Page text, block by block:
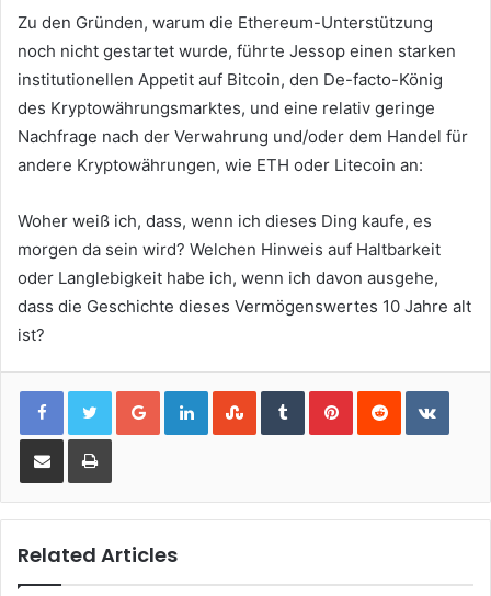
Zu den Gründen, warum die Ethereum-Unterstützung
noch nicht gestartet wurde, führte Jessop einen starken
institutionellen Appetit auf Bitcoin, den De-facto-König
des Kryptowährungsmarktes, und eine relativ geringe
Nachfrage nach der Verwahrung und/oder dem Handel für
andere Kryptowährungen, wie ETH oder Litecoin an:
Woher weiß ich, dass, wenn ich dieses Ding kaufe, es
morgen da sein wird? Welchen Hinweis auf Haltbarkeit
oder Langlebigkeit habe ich, wenn ich davon ausgehe,
dass die Geschichte dieses Vermögenswertes 10 Jahre alt
ist?
Google+LinkedInStumbleUpon
TumblrPinterestReddit
Share via Email Print
Related Articles